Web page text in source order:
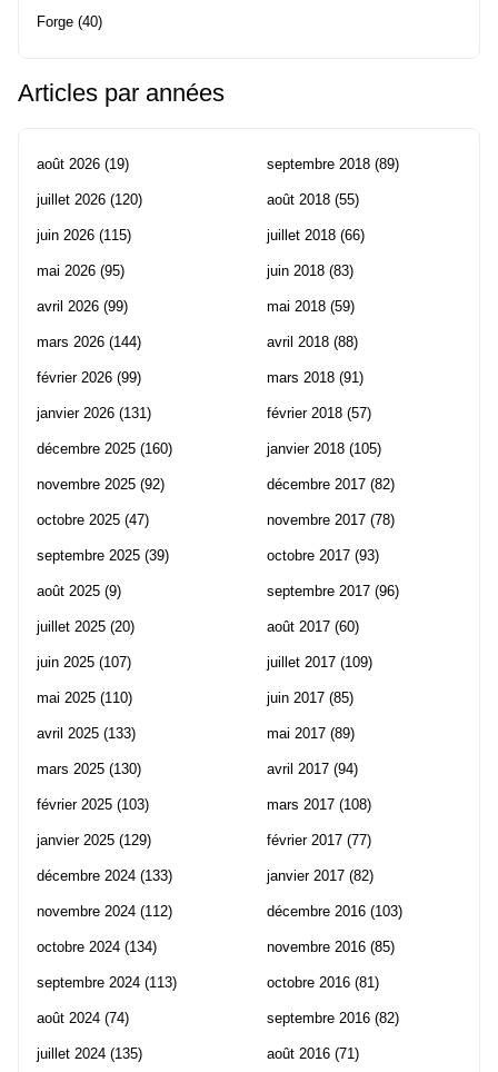
Forge (40)
Articles par années
août 2026 (19)
juillet 2026 (120)
juin 2026 (115)
mai 2026 (95)
avril 2026 (99)
mars 2026 (144)
février 2026 (99)
janvier 2026 (131)
décembre 2025 (160)
novembre 2025 (92)
octobre 2025 (47)
septembre 2025 (39)
août 2025 (9)
juillet 2025 (20)
juin 2025 (107)
mai 2025 (110)
avril 2025 (133)
mars 2025 (130)
février 2025 (103)
janvier 2025 (129)
décembre 2024 (133)
novembre 2024 (112)
octobre 2024 (134)
septembre 2024 (113)
août 2024 (74)
juillet 2024 (135)
septembre 2018 (89)
août 2018 (55)
juillet 2018 (66)
juin 2018 (83)
mai 2018 (59)
avril 2018 (88)
mars 2018 (91)
février 2018 (57)
janvier 2018 (105)
décembre 2017 (82)
novembre 2017 (78)
octobre 2017 (93)
septembre 2017 (96)
août 2017 (60)
juillet 2017 (109)
juin 2017 (85)
mai 2017 (89)
avril 2017 (94)
mars 2017 (108)
février 2017 (77)
janvier 2017 (82)
décembre 2016 (103)
novembre 2016 (85)
octobre 2016 (81)
septembre 2016 (82)
août 2016 (71)